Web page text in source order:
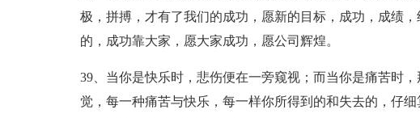
极，拼搏，才有了我们的成功，愿新的目标，成功，成绩
的，成功靠大家，愿大家成功，愿公司辉煌。
39、当你是快乐时，悲伤便在一旁窥视；而当你是痛苦时
觉，每一种痛苦与快乐，每一样你所得到的和失去的，仔